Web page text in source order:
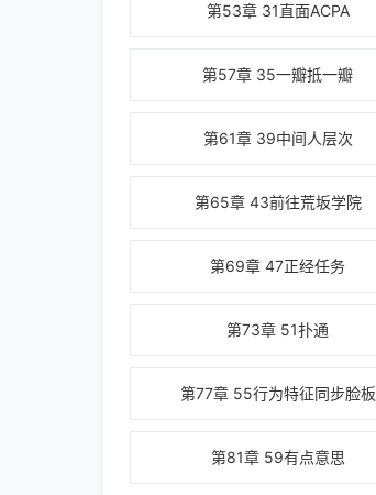
第53章 31直面ACPA
第57章 35一瓣抵一瓣
第61章 39中间人层次
第65章 43前往荒坂学院
第69章 47正经任务
第73章 51扑通
第77章 55行为特征同步脸板
第81章 59有点意思